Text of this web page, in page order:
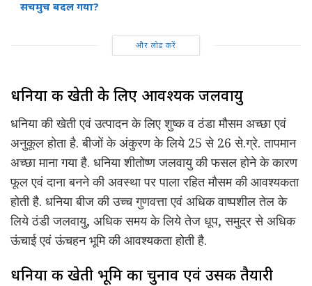
सचमुच बदल गया?
और लोड करें
धनिया की खेती के लिए आवश्यक जलवायु
धनिया की खेती एवं उत्पादन के लिए शुष्क व ठंडा मौसम अच्छा एवं
अनुकूल होता है. बीजों के अंकुरण के लिये 25 से 26 से.ग्रे. तापमान
अच्छा माना गया है. धनिया शीतोष्ण जलवायु की फसल होने के कारण
फूल एवं दाना बनने की अवस्था पर पाला रहित मौसम की आवश्यकता
होती है. धनिया बीज की उच्च गुणवत्ता एवं अधिक वाष्पशील तेल के
लिये ठंडी जलवायु, अधिक समय के लिये तेज धूप, समुद्र से अधिक
ऊंचाई एवं ऊंचहन भूमि की आवश्यकता होती है.
धनिया की खेती भूमि का चुनाव एवं उसकी तैयारी